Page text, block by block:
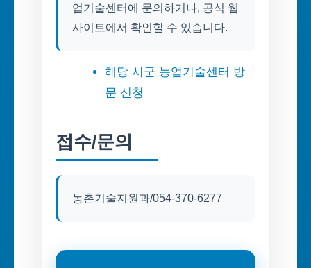
업기술센터에 문의하거나, 공식 웹
사이트에서 확인할 수 있습니다.
해당 시군 농업기술센터 방
문 신청
접수/문의
농촌기술지원과/054-370-6277